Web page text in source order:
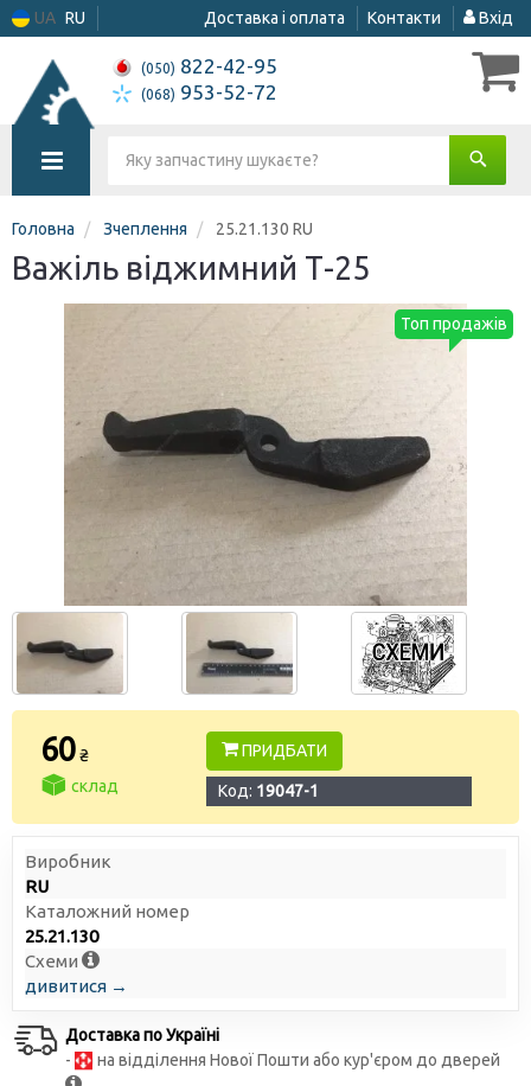
UA RU Доставка і оплата Контакти Вхід
(050) 822-42-95
(068) 953-52-72
Головна Зчеплення 25.21.130 RU
Важіль віджимний Т-25
Топ продажів
60₴
склад
ПРИДБАТИ
Код: 19047-1
Виробник
RU
Каталожний номер
25.21.130
Схеми
дивитися →
Доставка по Україні
-
на відділення Нової Пошти або кур'єром до дверей